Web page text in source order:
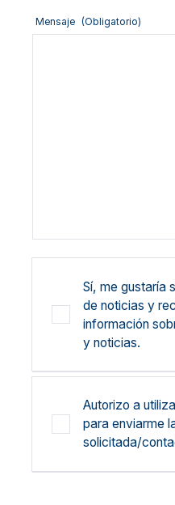
Mensaje (Obligatorio)
Sí, me gustaría
de noticias y
información
y noticias.
Autorizo a
para enviarme
solicitada/